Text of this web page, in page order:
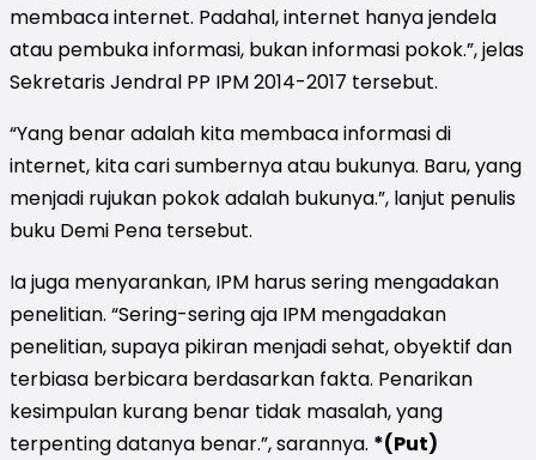
membaca internet. Padahal, internet hanya jendela
atau pembuka informasi, bukan informasi pokok.”, jelas
Sekretaris Jendral PP IPM 2014-2017 tersebut.
“Yang benar adalah kita membaca informasi di
internet, kita cari sumbernya atau bukunya. Baru, yang
menjadi rujukan pokok adalah bukunya.”, lanjut penulis
buku Demi Pena tersebut.
Ia juga menyarankan, IPM harus sering mengadakan
penelitian. “Sering-sering aja IPM mengadakan
penelitian, supaya pikiran menjadi sehat, obyektif dan
terbiasa berbicara berdasarkan fakta. Penarikan
kesimpulan kurang benar tidak masalah, yang
terpenting datanya benar.”, sarannya. *(Put)